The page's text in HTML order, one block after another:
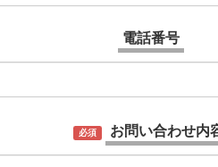
電話番号
必須 お問い合わせ内